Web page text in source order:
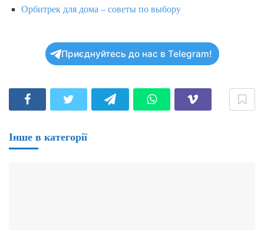
Орбитрек для дома – советы по выбору
Приєднуйтесь до нас в Telegram!
Інше в категорії